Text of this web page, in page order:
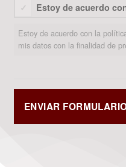
Estoy de acuerdo
Estoy de acuerdo con la
mis datos con la finalidad de